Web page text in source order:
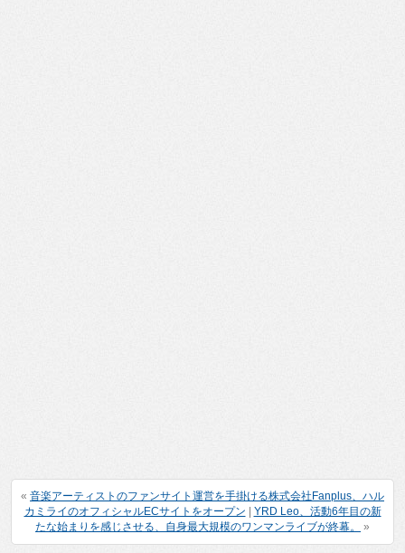
« 音楽アーティストのファンサイト運営を手掛ける株式会社Fanplus、ハル
カミライのオフィシャルECサイトをオープン | YRD Leo、活動6年目の新
たな始まりを感じさせる、自身最大規模のワンマンライブが終幕。
»